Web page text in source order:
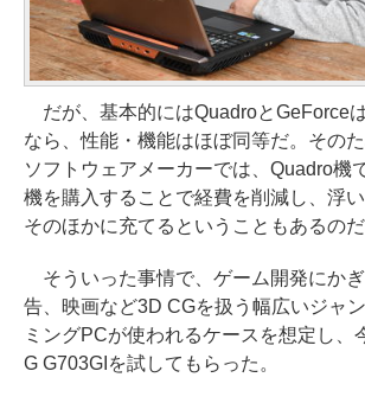
だが、基本的にはQuadroとGeForce
なら、性能・機能はほぼ同等だ。その
ソフトウェアメーカーでは、Quadro機
機を購入することで経費を削減し、浮
そのほかに充てるということもあるのだ
そういった事情で、ゲーム開発にか
告、映画など3D CGを扱う幅広いジャ
ミングPCが使われるケースを想定し、
G G703GIを試してもらった。